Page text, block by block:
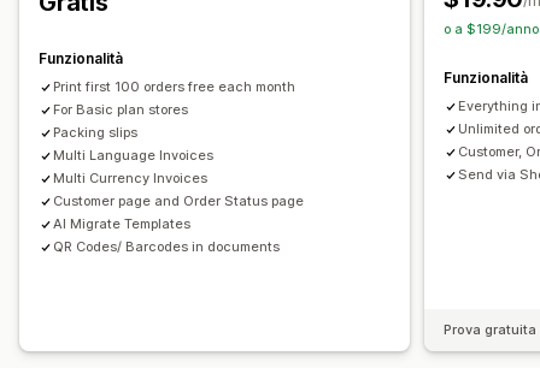
Codici a barre
Gestione dei file
Download in blocco
Generazione di PDF Stampa ed esportazione
Sicurezza dei dati
Numerazione sequenziale
Funzionalità
Print first 100 orders free each month
For Basic plan stores
Packing slips
Multi Language Invoices
Multi Currency Invoices
Customer page and Order Status page
AI Migrate Templates
QR Codes/ Barcodes in documents
o a $199/
Funzionalità
Everything
Unlimited
Customer,
Send via
Prova